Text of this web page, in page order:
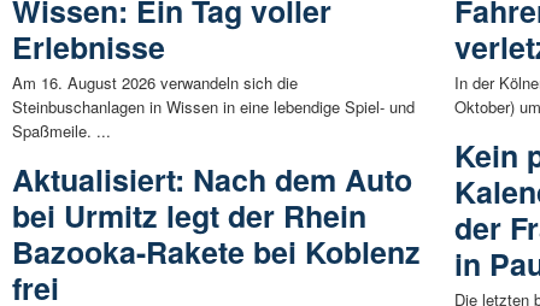
Wissen: Ein Tag voller
Erlebnisse
Am 16. August 2026 verwandeln sich die
Steinbuschanlagen in Wissen in eine lebendige Spiel- und
Spaßmeile. ...
Aktualisiert: Nach dem Auto
bei Urmitz legt der Rhein
Bazooka-Rakete bei Koblenz
frei
In der
Oktober)
Kein
der
in
Die letzten